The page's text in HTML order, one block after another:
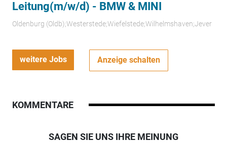
Leitung(m/w/d) - BMW & MINI
Oldenburg (Oldb);Westerstede;Wiefelstede;Wilhelmshaven;Jever
weitere Jobs Anzeige schalten
KOMMENTARE
SAGEN SIE UNS IHRE MEINUNG